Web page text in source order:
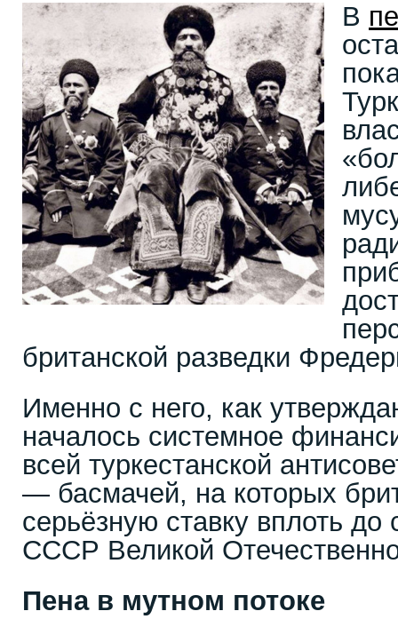
В
британской разведки
Именно с него, как
началось системное
всей туркестанской
— басмачей, на которых
серьёзную ставку вплоть до
СССР Великой
Пена в мутном потоке